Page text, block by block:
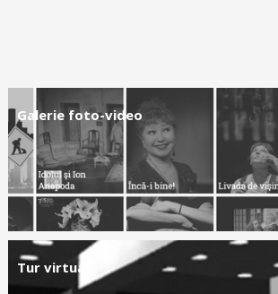
Galerie foto-video
Tur virtual